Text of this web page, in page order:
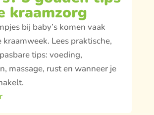
kraamzorg
bij baby’s komen vaak
kraamweek. Lees praktische,
tips: voeding,
massage, rust en wanneer je